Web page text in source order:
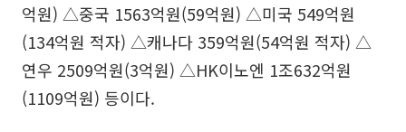
억원) △중국 1563억원(59억원) △미국 549억원
(134억원 적자) △캐나다 359억원(54억원 적자) △
연우 2509억원(3억원) △HK이노엔 1조632억원
(1109억원) 등이다.